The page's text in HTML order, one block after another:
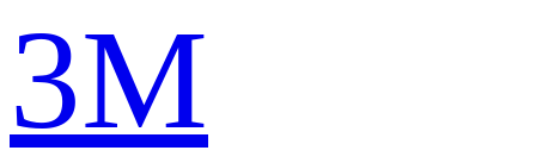
3M